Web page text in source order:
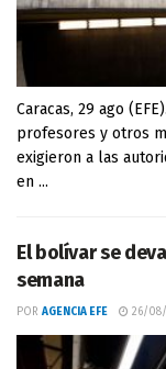
Caracas, 29 ago
profesores y otros
exigieron a las
en ...
El bolívar se
semana
POR AGENCIA EFE 26/